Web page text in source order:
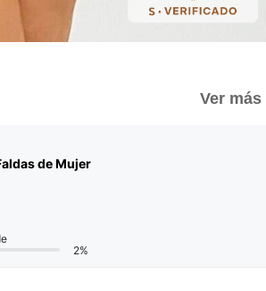
Ver más
de Mujer
2%